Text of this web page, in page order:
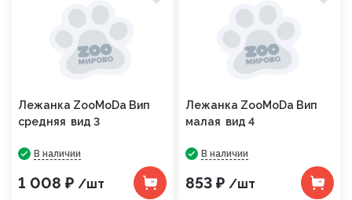
Лежанка ZooMoDa Вип
средняя вид 3
В наличии
1 008 ₽ /шт
Лежанка ZooMoDa Вип
малая вид 4
В наличии
853 ₽ /шт